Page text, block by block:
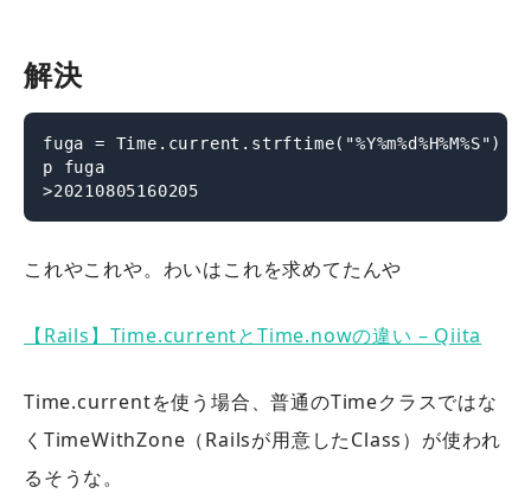
解決
fuga = Time.current.strftime("%Y%m%d%H%M%S")
p fuga
>20210805160205
これやこれや。わいはこれを求めてたんや
【Rails】Time.currentとTime.nowの違い – Qiita
Time.currentを使う場合、普通のTimeクラスではな
くTimeWithZone（Railsが用意したClass）が使われ
るそうな。